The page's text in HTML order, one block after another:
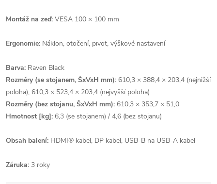
Montáž na zeď: VESA 100 × 100 mm
Ergonomie: Náklon, otočení, pivot, výškové nastavení
Barva: Raven Black
Rozměry (se stojanem, ŠxVxH mm): 610,3 × 388,4 × 203,4 (nejnižší
poloha), 610,3 × 523,4 × 203,4 (nejvyšší poloha)
Rozměry (bez stojanu, ŠxVxH mm): 610,3 × 353,7 × 51,0
Hmotnost [kg]: 6,3 (se stojanem) / 4,6 (bez stojanu)
Obsah balení: HDMI® kabel, DP kabel, USB-B na USB-A kabel
Záruka: 3 roky